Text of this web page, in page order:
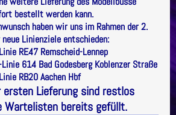
bestellt werden kann.
haben wir uns im Rahmen der 2.
Linienziele entschieden:
RE47 Remscheid-Lennep
614 Bad Godesberg Koblenzer Straße
RB20 Aachen Hbf
ersten Lieferung sind restlos
Wartelisten bereits gefüllt.